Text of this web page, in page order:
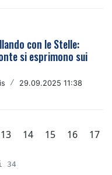
con le Stelle:
si esprimono sui
/ 29.09.2025 11:38
13 14 15 16
17
34